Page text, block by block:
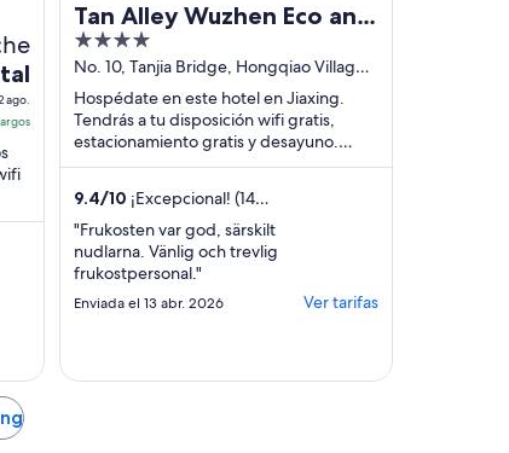
ago.
Tan Alley Wuzhen Eco and
Cultural Community
4
out
of
5
No. 10, Tanjia Bridge, Hongqiao Village
Jiaxing zhejiang
Hospédate en este hotel en Jiaxing.
Tendrás a tu disposición wifi gratis,
estacionamiento gratis y desayuno.
Estarás muy cerca de atracciones como
9.4/10 ¡Excepcional! (14
opiniones)
"Frukosten var god, särskilt
nudlarna. Vänlig och trevlig
frukostpersonal."
Enviada el 13 abr. 2026 Ver tarifas